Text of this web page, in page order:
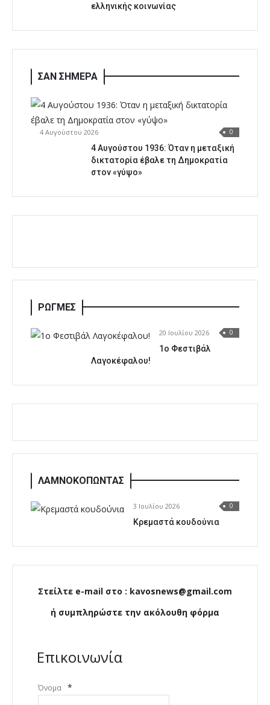
ελληνικής κοινωνίας
ΣΑΝ ΣΗΜΕΡΑ
4 Αυγούστου 2026 0
4 Αυγούστου 1936: Όταν η μεταξική
δικτατορία έβαλε τη Δημοκρατία
στον «γύψο»
ΡΩΓΜΕΣ
20 Ιουλίου 2026 0
1o Φεστιβάλ
Λαγοκέφαλου!
ΛΑΜΝΟΚΟΠΩΝΤΑΣ
3 Ιουλίου 2026 0
Κρεμαστά κουδούνια
Στείλτε e-mail στο : kavosnews@gmail.com
ή συμπληρώστε την ακόλουθη φόρμα
Επικοινωνία
Όνομα *